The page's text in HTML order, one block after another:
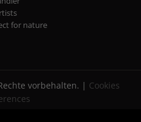
for nature
vorbehalten. | Cookies